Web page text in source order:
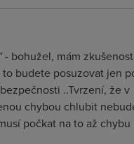
bohužel, mám
budete posuzovat jen
..Tvrzení, že v
chybou chlubit
počkat na to až chybu